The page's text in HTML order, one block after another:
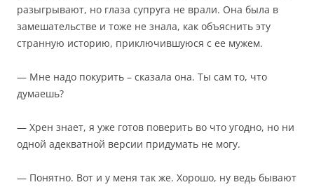
разыгрывают, но глаза супруга не врали. Она была в
замешательстве и тоже не знала, как объяснить эту
странную историю, приключившуюся с ее мужем.
— Мне надо покурить – сказала она. Ты сам то, что
думаешь?
— Хрен знает, я уже готов поверить во что угодно, но ни
одной адекватной версии придумать не могу.
— Понятно. Вот и у меня так же. Хорошо, ну ведь бывают